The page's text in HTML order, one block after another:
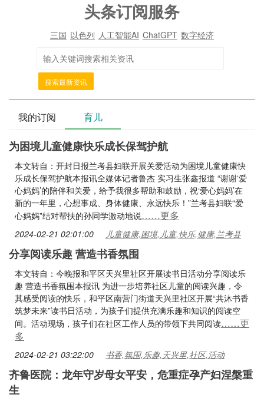
头条订阅服务
三国 以色列 人工智能AI ChatGPT 数字经济
搜索最新资讯
我的订阅 育儿
为困境儿童健康快乐成长保驾护航
本文转自：开封日报兰考县妇联开展关爱活动为困境儿童健康快
乐成长保驾护航本报讯全媒体记者鲁杰 实习生张鑫报道 “谢谢‘爱
心妈妈’的陪伴和关爱，给予我很多帮助和鼓励，祝‘爱心妈妈’在
新的一年里，心想事成、身体健康、永远快乐！”兰考县妇联“爱
心妈妈”结对帮扶的孙同学激动地说……更多
2024-02-21 02:01:00 儿童健康,困境,儿童,快乐,健康,兰考县
分享阅读乐趣 营造书香氛围
本文转自：今晚报和平区天兴里社区开展读书日活动分享阅读乐
趣 营造书香氛围本报讯 为进一步培养社区儿童的阅读兴趣，令
其感受阅读的快乐，和平区南营门街道天兴里社区开展“共沐书香
筑梦未来”读书日活动，为孩子们提供充满乐趣和知识的阅读空
间。活动现场，孩子们在社区工作人员的带领下共同阅读……更
多
2024-02-21 03:22:00 书香,氛围,乐趣,天兴里,社区,活动
齐鲁医院：龙年守岁母女平安，危重症孕产妇涅槃重
生